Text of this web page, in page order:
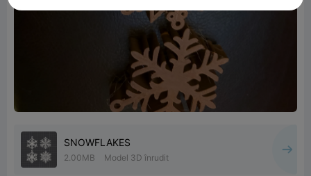
SNOWFLAKES
2.00MB Model 3D înrudit